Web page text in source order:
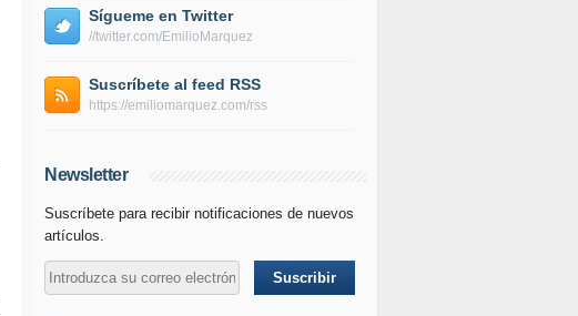
Sígueme en Twitter
//twitter.com/EmilioMarquez
Suscríbete al feed RSS
https://emiliomarquez.com/rss
Newsletter
Suscríbete para recibir notificaciones de nuevos
artículos.